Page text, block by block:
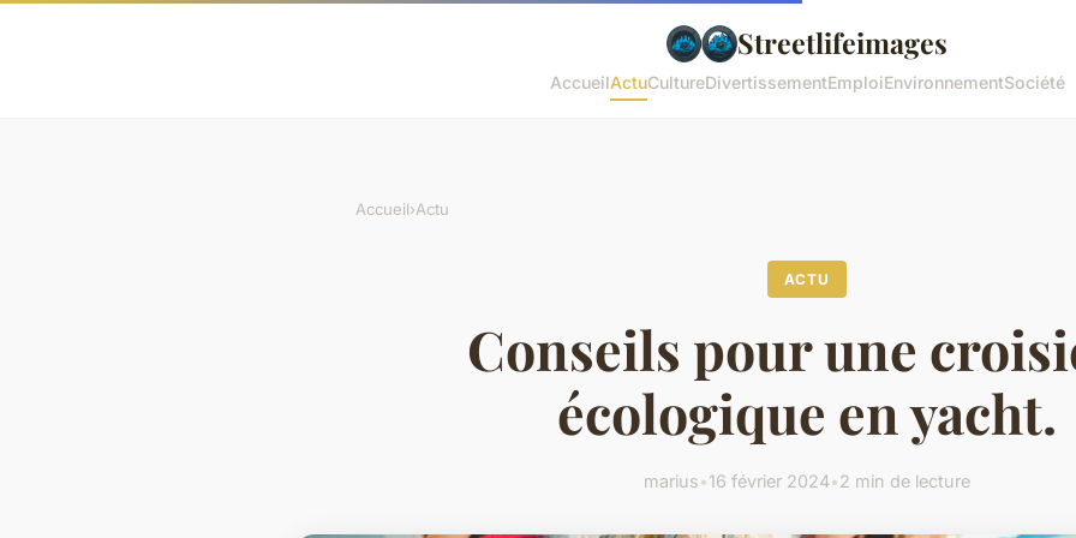
Streetlifeimages
AccueilActuCultureDivertissementEmploiEnvironnementSociété
Accueil›Actu
ACTU
Conseils pour une
écologique en yacht.
marius•16 février 2024•2 min de lecture